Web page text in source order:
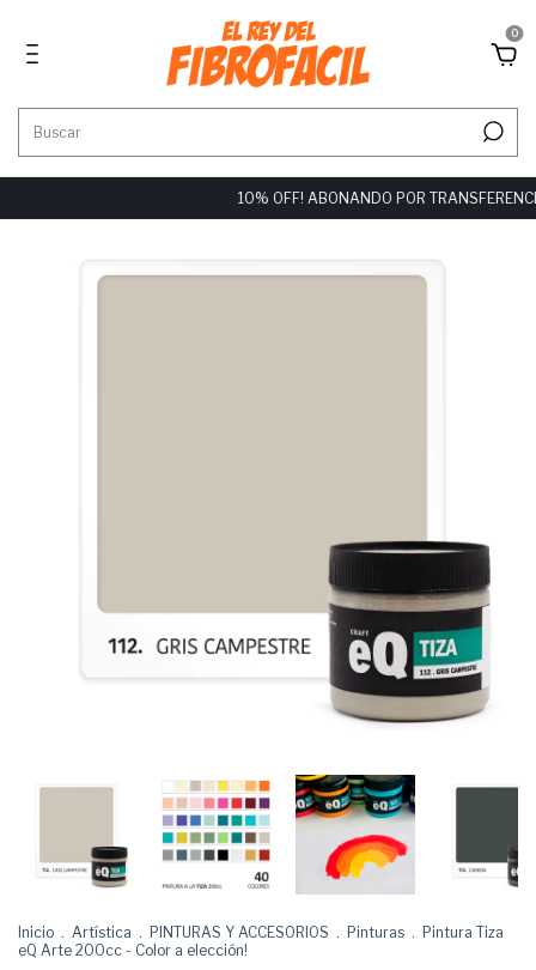
0
10% OFF! ABONANDO POR TRANSFERENCIA
Inicio . Artística . PINTURAS Y ACCESORIOS . Pinturas . Pintura Tiza
eQ Arte 200cc - Color a elección!